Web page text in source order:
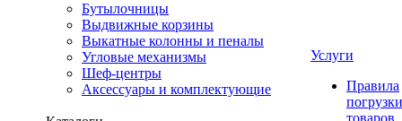
Бутылочницы
Выдвижные корзины
Выкатные колонны и пеналы
Угловые механизмы
Шеф-центры
Аксессуары и комплектующие
Услуги
Правила
погрузки
товаров